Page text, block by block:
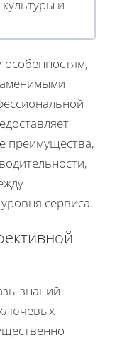
и
преимущества,
сервиса.
знаний